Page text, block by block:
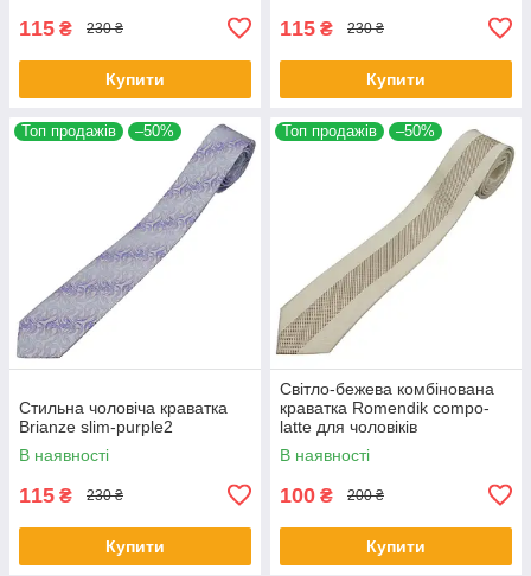
115 ₴ 230 ₴
Купити
115 ₴ 230 ₴
Купити
Топ продажів –50%
Стильна чоловіча краватка
Brianze slim-purple2
В наявності
115 ₴ 230 ₴
Купити
Топ продажів –50%
Світло-бежева комбінована
краватка Romendik compo-
latte для чоловіків
В наявності
100 ₴ 200 ₴
Купити